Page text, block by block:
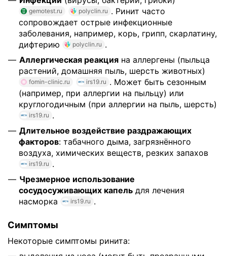
gemotest.ru polyclin.ru . Ринит часто
сопровождает острые инфекционные
заболевания, например, корь, грипп, скарлатину,
дифтерию
polyclin.ru .
Аллергическая реакция на аллергены (пыльца
растений, домашняя пыль, шерсть животных)
fomin-clinic.ru irs19.ru . Может быть сезонным
(например, при аллергии на пыльцу) или
круглогодичным (при аллергии на пыль, шерсть)
irs19.ru .
Длительное воздействие раздражающих
факторов: табачного дыма, загрязнённого
воздуха, химических веществ, резких запахов
irs19.ru .
Чрезмерное использование
сосудосуживающих капель для лечения
насморка
irs19.ru .
Симптомы
Некоторые симптомы ринита: